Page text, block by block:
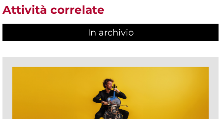
Attività correlate
In archivio